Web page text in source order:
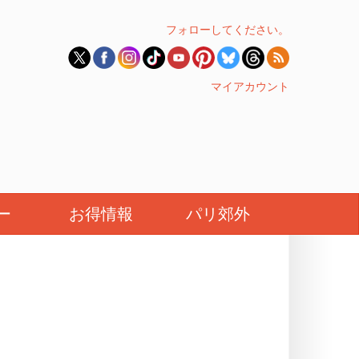
フォローしてください。
マイアカウント
お得情報 パリ郊外